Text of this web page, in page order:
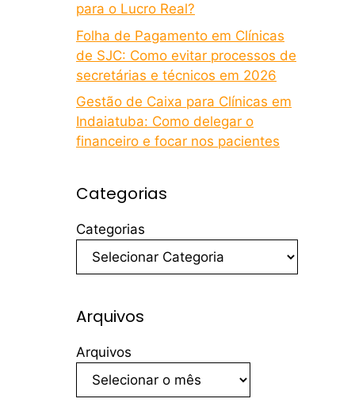
para o Lucro Real?
Folha de Pagamento em Clínicas
de SJC: Como evitar processos de
secretárias e técnicos em 2026
Gestão de Caixa para Clínicas em
Indaiatuba: Como delegar o
financeiro e focar nos pacientes
Categorias
Categorias
Arquivos
Arquivos